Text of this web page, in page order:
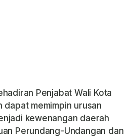
Penjabat Wali Kota
dapat memimpin urusan
kewenangan daerah
Perundang-Undangan dan